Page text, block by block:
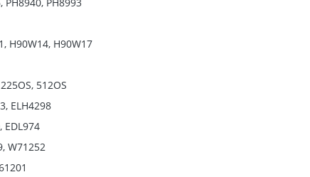
H90W14, H90W17
512OS
ELH4298
EDL974
W71252